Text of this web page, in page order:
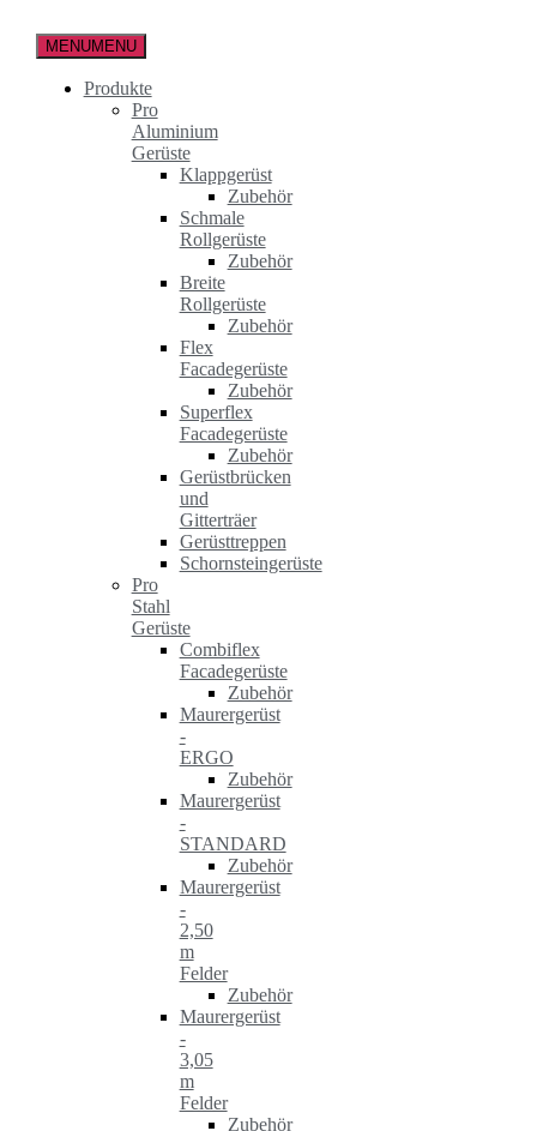
Inhalt
springen
MENUMENU
Produkte
Pro
Aluminium
Gerüste
Klappgerüst
Zubehör
Schmale
Rollgerüste
Zubehör
Breite
Rollgerüste
Zubehör
Flex
Facadegerüste
Zubehör
Superflex
Facadegerüste
Zubehör
Gerüstbrücken
und
Gitterträer
Gerüsttreppen
Schornsteingerüste
Pro
Stahl
Gerüste
Combiflex
Facadegerüste
Zubehör
Maurergerüst
-
ERGO
Zubehör
Maurergerüst
-
STANDARD
Zubehör
Maurergerüst
-
2,50
m
Felder
Zubehör
Maurergerüst
-
3,05
m
Felder
Zubehör